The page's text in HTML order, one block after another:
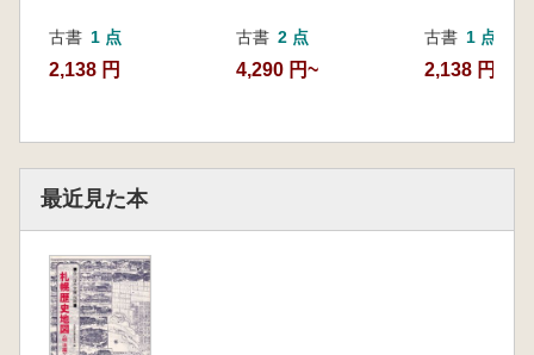
古書 1 点
2,138 円
古書 2 点
4,290 円~
古書 1 点
2,138 円
最近見た本